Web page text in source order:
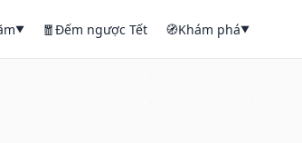
▼ 🧧Đếm ngược Tết 🧭Khám phá▼